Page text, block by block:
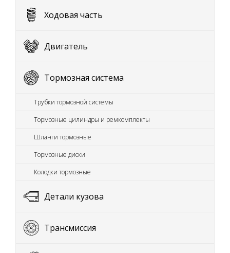
Ходовая часть
Двигатель
Тормозная система
Трубки тормозной системы
Тормозные цилиндры и ремкомплекты
Шланги тормозные
Тормозные диски
Колодки тормозные
Детали кузова
Трансмиссия